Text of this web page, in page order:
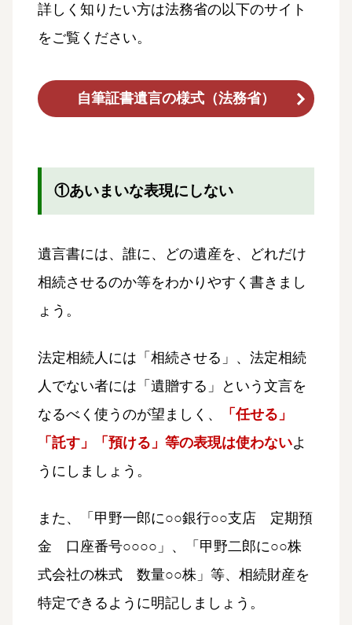
詳しく知りたい方は法務省の以下のサイト
をご覧ください。
自筆証書遺言の様式（法務省）
①あいまいな表現にしない
遺言書には、誰に、どの遺産を、どれだけ
相続させるのか等をわかりやすく書きまし
ょう。
法定相続人には「相続させる」、法定相続
人でない者には「遺贈する」という文言を
なるべく使うのが望ましく、
「任せる」
「託す」「預ける」等の表現は使わないよ
うにしましょう。
また、「甲野一郎に○○銀行○○支店 定期預
金 口座番号○○○○」、「甲野二郎に○○株
式会社の株式 数量○○株」等、相続財産を
特定できるように明記しましょう。